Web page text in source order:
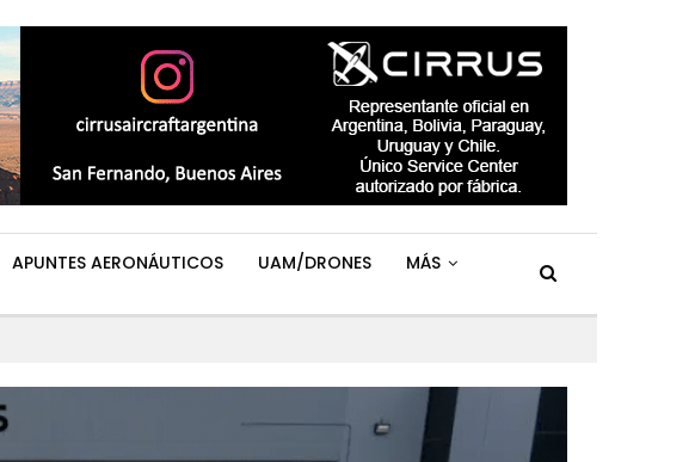
APUNTES AERONÁUTICOS UAM/DRONES MÁS